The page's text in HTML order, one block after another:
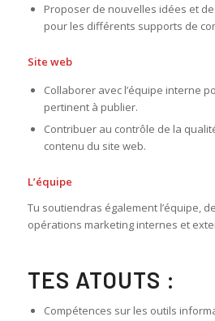
Proposer de nouvelles idées et
pour les différents supports de
Site web
Collaborer avec l’équipe interne
pertinent à publier.
Contribuer au contrôle de la
contenu du site web.
L’équipe
Tu soutiendras également l’équipe,
opérations marketing internes et
TES ATOUTS :
Compétences sur les outils